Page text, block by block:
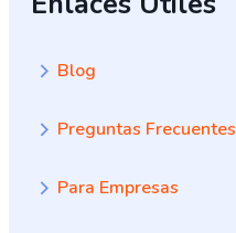
Blog
Preguntas Frecuentes
Para Empresas